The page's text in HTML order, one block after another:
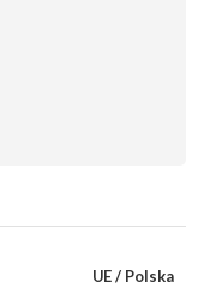
UE / Polska